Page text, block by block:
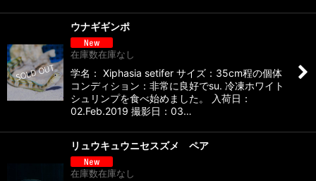
ウナギギンポ
在庫数在庫なし
学名： Xiphasia setifer サイズ：35cm程の個体
コンディション：非常に良好でsu. 冷凍ホワイト
シュリンプを食べ始めました。 入荷日：
02.Feb.2019 撮影日：03…
リュウキュウニセスズメ ペア
在庫数在庫なし